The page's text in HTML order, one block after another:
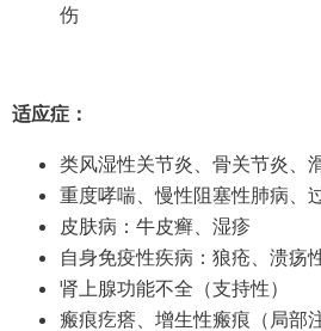
伤
适应症：
类风湿性关节炎、骨关节炎、
重度哮喘、慢性阻塞性肺病、
皮肤病：牛皮癣、湿疹
自身免疫性疾病：狼疮、溃疡
肾上腺功能不全（支持性）
瘢痕疙瘩、增生性瘢痕（局部